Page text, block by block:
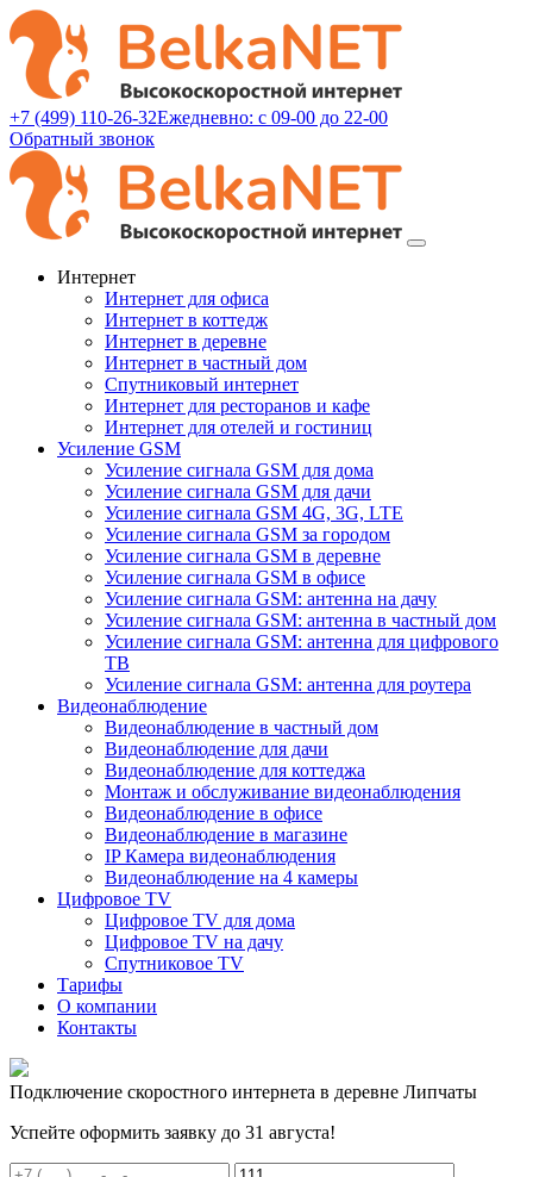
+7 (499) 110-26-32Ежедневно: с 09-00 до 22-00
Обратный звонок
Интернет
Интернет для офиса
Интернет в коттедж
Интернет в деревне
Интернет в частный дом
Спутниковый интернет
Интернет для ресторанов и кафе
Интернет для отелей и гостиниц
Усиление GSM
Усиление сигнала GSM для дома
Усиление сигнала GSM для дачи
Усиление сигнала GSM 4G, 3G, LTE
Усиление сигнала GSM за городом
Усиление сигнала GSM в деревне
Усиление сигнала GSM в офисе
Усиление сигнала GSM: антенна на дачу
Усиление сигнала GSM: антенна в частный дом
Усиление сигнала GSM: антенна для цифрового
ТВ
Усиление сигнала GSM: антенна для роутера
Видеонаблюдение
Видеонаблюдение в частный дом
Видеонаблюдение для дачи
Видеонаблюдение для коттеджа
Монтаж и обслуживание видеонаблюдения
Видеонаблюдение в офисе
Видеонаблюдение в магазине
IP Камера видеонаблюдения
Видеонаблюдение на 4 камеры
Цифровое TV
Цифровое TV для дома
Цифровое TV на дачу
Спутниковое TV
Тарифы
О компании
Контакты
Подключение скоростного интернета в деревне Липчаты
Успейте оформить заявку до 31 августа!